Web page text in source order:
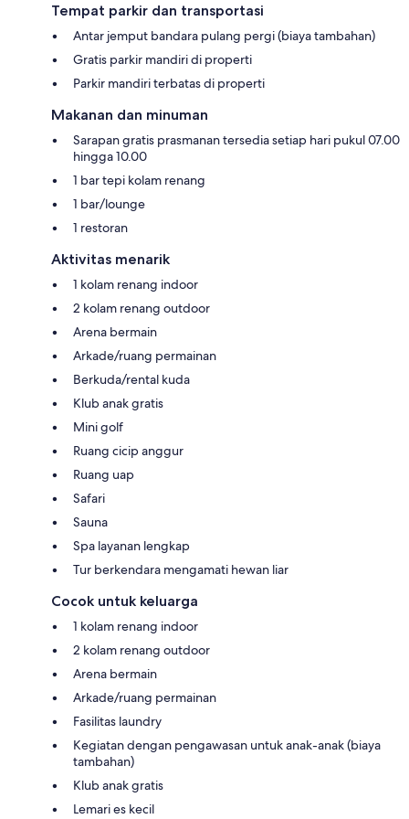
Tempat parkir dan transportasi
Antar jemput bandara pulang pergi (biaya tambahan)
Gratis parkir mandiri di properti
Parkir mandiri terbatas di properti
Makanan dan minuman
Sarapan gratis prasmanan tersedia setiap hari pukul 07.00
hingga 10.00
1 bar tepi kolam renang
1 bar/lounge
1 restoran
Aktivitas menarik
1 kolam renang indoor
2 kolam renang outdoor
Arena bermain
Arkade/ruang permainan
Berkuda/rental kuda
Klub anak gratis
Mini golf
Ruang cicip anggur
Ruang uap
Safari
Sauna
Spa layanan lengkap
Tur berkendara mengamati hewan liar
Cocok untuk keluarga
1 kolam renang indoor
2 kolam renang outdoor
Arena bermain
Arkade/ruang permainan
Fasilitas laundry
Kegiatan dengan pengawasan untuk anak-anak (biaya
tambahan)
Klub anak gratis
Lemari es kecil